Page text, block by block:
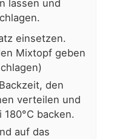
lassen und
einsetzen.
Mixtopf geben
den
verteilen und
backen.
auf das